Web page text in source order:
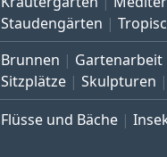
Staudengärten
Brunnen Gartenarbeit
Sitzplätze
Skulpturen
Flüsse und Bäche